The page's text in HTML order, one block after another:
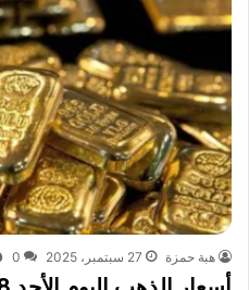
هبة حمزة 27 سبتمبر، 2025 0